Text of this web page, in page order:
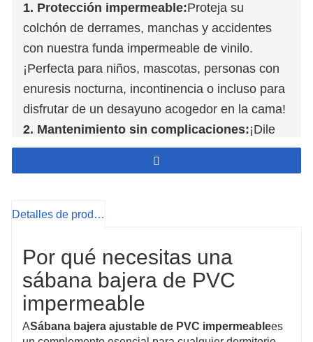
1. Protección impermeable:Proteja su
colchón de derrames, manchas y accidentes
con nuestra funda impermeable de vinilo.
¡Perfecta para niños, mascotas, personas con
enuresis nocturna, incontinencia o incluso para
disfrutar de un desayuno acogedor en la cama!
2. Mantenimiento sin complicaciones:¡Dile
adiós a fregar! Ya sea por enuresis nocturna,
derrames de zumo u otras manchas,
es necesario quitar ni volver a colocar la funda.
piel: Fabricada con vinilo 100%, esta funda de
colchón garantiza una superficie para dormir
transpirable, fresca y seca, lo que favorece la
comodidad y una piel sana.
4. Instalación sin esfuerzo: Diseñado para
Detalles de producto
Por qué necesitas una
sábana bajera de PVC
impermeable
ASábana bajera ajustable de PVC impermeablees